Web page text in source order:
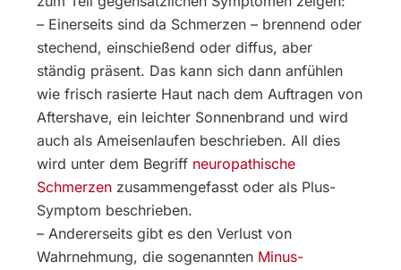
– Einerseits sind da Schmerzen – brennend oder
stechend, einschießend oder diffus, aber
ständig präsent. Das kann sich dann anfühlen
wie frisch rasierte Haut nach dem Auftragen von
Aftershave, ein leichter Sonnenbrand und wird
auch als Ameisenlaufen beschrieben. All dies
wird unter dem Begriff neuropathische
Schmerzen zusammengefasst oder als Plus-
Symptom beschrieben.
– Andererseits gibt es den Verlust von
Wahrnehmung, die sogenannten Minus-